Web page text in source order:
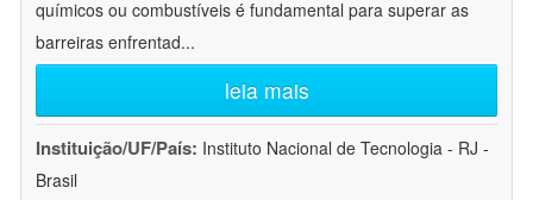
químicos ou combustíveis é fundamental para superar as
barreiras enfrentad...
leia mais
Instituição/UF/País: Instituto Nacional de Tecnologia - RJ -
Brasil